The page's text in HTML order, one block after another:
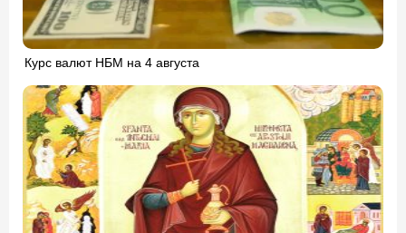
Курс валют НБМ на 4 августа